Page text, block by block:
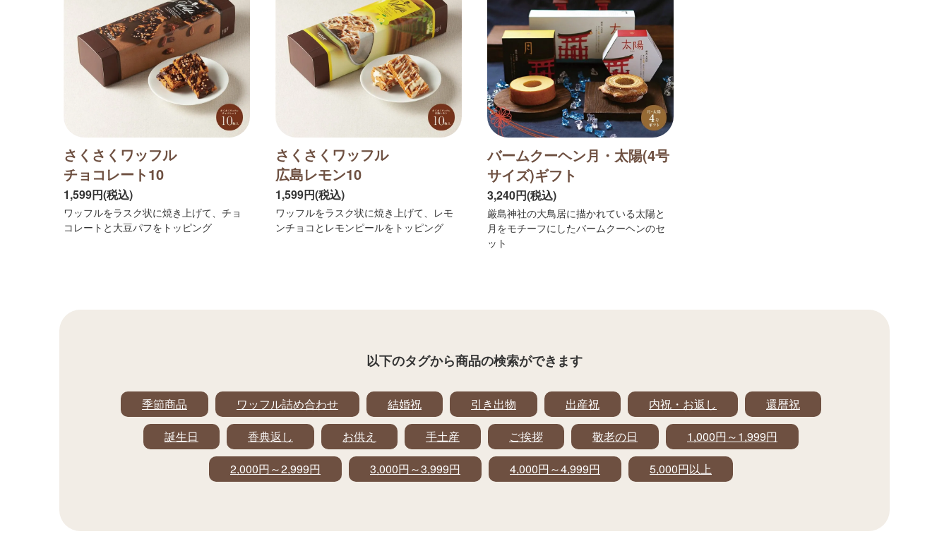
さくさくワッフル
チョコレート10
1,599円(税込)
ワッフルをラスク状に焼き上げて、チョ
コレートと大豆パフをトッピング
さくさくワッフル
広島レモン10
1,599円(税込)
ワッフルをラスク状に焼き上げて、レモ
ンチョコとレモンピールをトッピング
バームクーヘン月・太陽(4号
サイズ)ギフト
3,240円(税込)
厳島神社の大鳥居に描かれている太陽と
月をモチーフにしたバームクーヘンのセ
ット
以下のタグから商品の検索ができます
季節商品 ワッフル詰め合わせ 結婚祝 引き出物 出産祝 内祝・お返し
還暦祝
誕生日
香典返し お供え 手土産 ご挨拶 敬老の日
1,000円～1,999円
2,000円～2,999円
3,000円～3,999円 4,000円～4,999円 5,000円以上